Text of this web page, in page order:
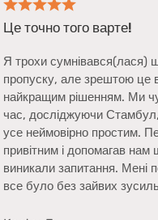
щодо покупки
це виявилося
чудово провели
і пропуск зробив
Персонал був дуже
нам щоразу, коли
подобалося, що